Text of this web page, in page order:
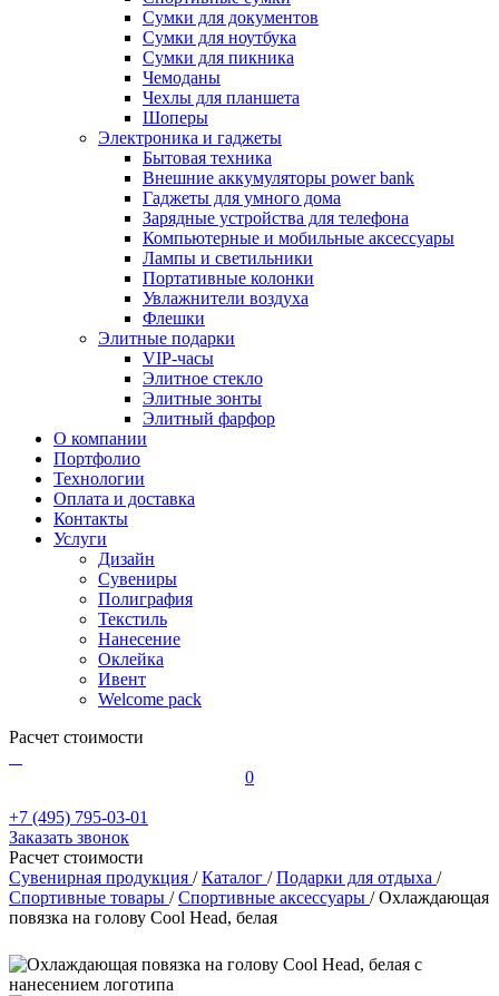
Сумки для документов
Сумки для ноутбука
Сумки для пикника
Чемоданы
Чехлы для планшета
Шоперы
Электроника и гаджеты
Бытовая техника
Внешние аккумуляторы power bank
Гаджеты для умного дома
Зарядные устройства для телефона
Компьютерные и мобильные аксессуары
Лампы и светильники
Портативные колонки
Увлажнители воздуха
Флешки
Элитные подарки
VIP-часы
Элитное стекло
Элитные зонты
Элитный фарфор
О компании
Портфолио
Технологии
Оплата и доставка
Контакты
Услуги
Дизайн
Сувениры
Полиграфия
Текстиль
Нанесение
Оклейка
Ивент
Welcome pack
Расчет стоимости
0
+7 (495) 795-03-01
Заказать звонок
Расчет стоимости
Сувенирная продукция / Каталог / Подарки для отдыха /
Спортивные товары / Спортивные аксессуары / Охлаждающая
повязка на голову Cool Head, белая